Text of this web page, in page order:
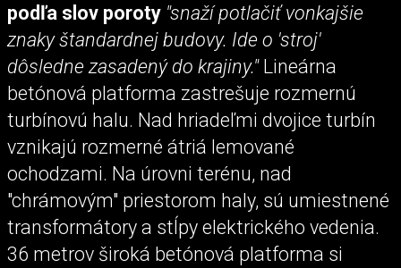
podľa slov poroty "snaží potlačiť vonkajšie
znaky štandardnej budovy. Ide o 'stroj'
dôsledne zasadený do krajiny."Lineárna
betónová platforma zastrešuje rozmernú
turbínovú halu. Nad hriadeľmi dvojice turbín
vznikajú rozmerné átriá lemované
ochodzami. Na úrovni terénu, nad
"chrámovým" priestorom haly, sú umiestnené
transformátory a stĺpy elektrického vedenia.
36 metrov široká betónová platforma si